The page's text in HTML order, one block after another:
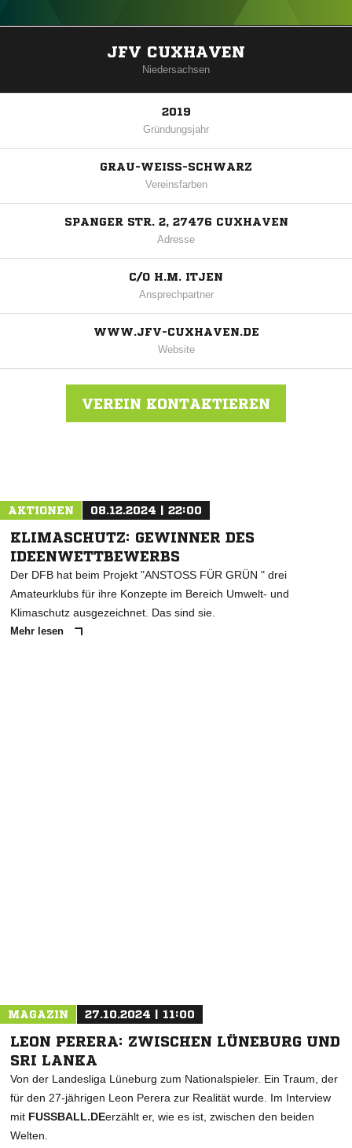
JFV CUXHAVEN
Niedersachsen
2019
Gründungsjahr
GRAU-WEISS-SCHWARZ
Vereinsfarben
SPANGER STR. 2, 27476 CUXHAVEN
Adresse
C/O H.M. ITJEN
Ansprechpartner
WWW.JFV-CUXHAVEN.DE
Website
VEREIN KONTAKTIEREN
AKTIONEN 08.12.2024 | 22:00
KLIMASCHUTZ: GEWINNER DES
IDEENWETTBEWERBS
Der DFB hat beim Projekt "ANSTOSS FÜR GRÜN " drei
Amateurklubs für ihre Konzepte im Bereich Umwelt- und
Klimaschutz ausgezeichnet. Das sind sie.
Mehr lesen
MAGAZIN 27.10.2024 | 11:00
LEON PERERA: ZWISCHEN LÜNEBURG UND
SRI LANKA
Von der Landesliga Lüneburg zum Nationalspieler. Ein Traum, der
für den 27-jährigen Leon Perera zur Realität wurde. Im Interview
mit FUSSBALL.DEerzählt er, wie es ist, zwischen den beiden
Welten.